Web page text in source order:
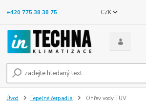
CZK
+420 775 38 38 75
Úvod Tepelné čerpadla Ohřev vody TUV